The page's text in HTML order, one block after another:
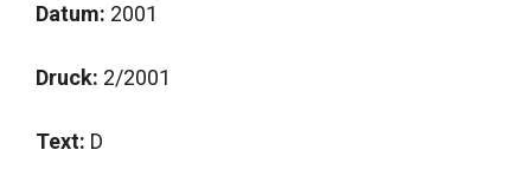
Datum: 2001
Druck: 2/2001
Text: D